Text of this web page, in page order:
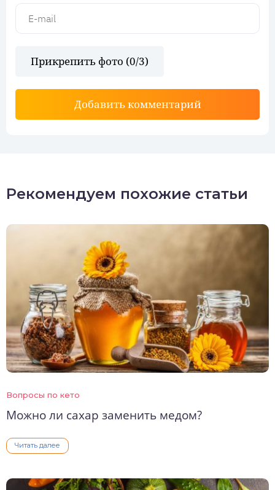
Прикрепить фото (0/3)
Добавить комментарий
Рекомендуем похожие статьи
Вопросы по кето
Можно ли сахар заменить медом?
Читать далее